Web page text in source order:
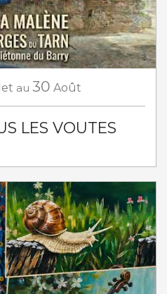
au 30 Août
LES VOUTES